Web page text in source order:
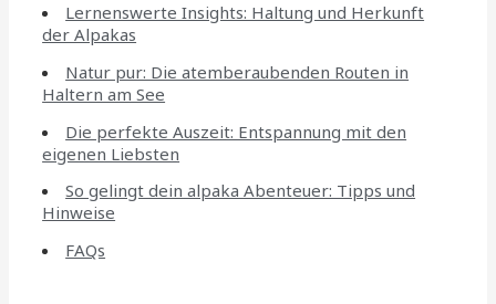
Lernenswerte Insights: Haltung und Herkunft
der Alpakas
Natur pur: Die atemberaubenden Routen in
Haltern am See
Die perfekte Auszeit: Entspannung mit den
eigenen Liebsten
So gelingt dein alpaka Abenteuer: Tipps und
Hinweise
FAQs